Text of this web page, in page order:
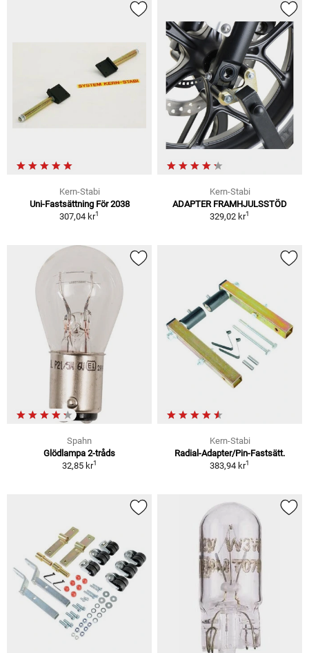
Kern-Stabi
Uni-Fastsättning För 2038
307,04 kr1
Kern-Stabi
ADAPTER FRAMHJULSSTÖD
329,02 kr1
Spahn
Glödlampa 2-tråds
32,85 kr1
Kern-Stabi
Radial-Adapter/Pin-Fastsätt.
383,94 kr1